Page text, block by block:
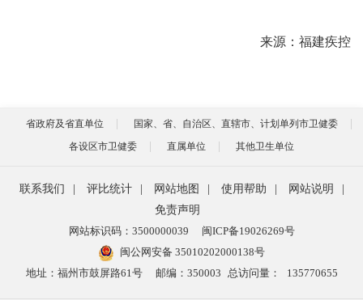
来源：福建疾控
省政府及省直单位
国家、省、自治区、直辖市、计划单列市卫健委
各设区市卫健委
直属单位 其他卫生单位
联系我们 评比统计 网站地图 使用帮助 网站说明
免责声明
网站标识码：3500000039
闽ICP备19026269号
闽公网安备 35010202000138号
地址：福州市鼓屏路61号
邮编：350003 总访问量： 135770655